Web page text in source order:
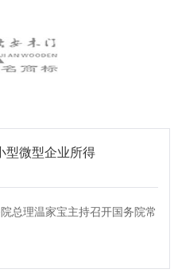
型微型企业所得
理温家宝主持召开国务院常